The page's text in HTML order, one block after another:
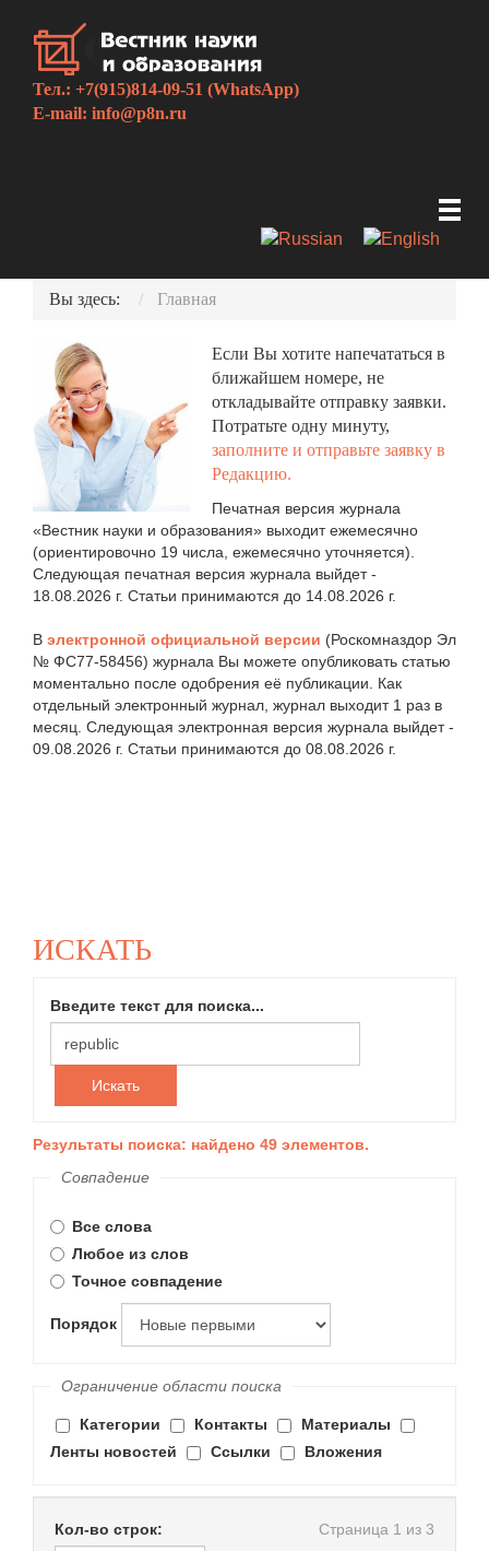
Тел.: +7(915)814-09-51 (WhatsApp)
E-mail: info@p8n.ru
Вы здесь: Главная
Если Вы хотите напечататься в
ближайшем номере, не
откладывайте отправку заявки.
Потратьте одну минуту,
заполните и отправьте заявку в
Редакцию.
Печатная версия журнала
«Вестник науки и образования» выходит ежемесячно
(ориентировочно 19 числа, ежемесячно уточняется).
Следующая печатная версия журнала выйдет -
18.08.2026 г. Статьи принимаются до 14.08.2026 г.
В электронной официальной версии (Роскомназдор Эл
№ ФС77-58456) журнала Вы можете опубликовать статью
моментально после одобрения её публикации. Как
отдельный электронный журнал, журнал выходит 1 раз в
месяц. Следующая электронная версия журнала выйдет -
09.08.2026 г. Статьи принимаются до 08.08.2026 г.
ИСКАТЬ
Введите текст для поиска...
Искать
Результаты поиска: найдено 49 элементов.
Совпадение
Все слова
Любое из слов
Точное совпадение
Порядок
Ограничение области поиска
Категории Контакты
Материалы
Ленты новостей
Ссылки Вложения
Кол-во строк: Страница 1 из 3